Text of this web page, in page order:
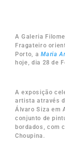
A Galeria
Fragateiro
Porto, a Maria
hoje, dia 28 de
A exposição
artista através
Álvaro Siza em
conjunto de
bordados, com
Choupina.